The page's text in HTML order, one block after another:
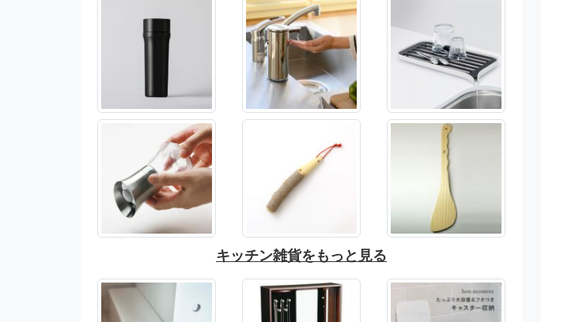
キッチン雑貨をもっと見る